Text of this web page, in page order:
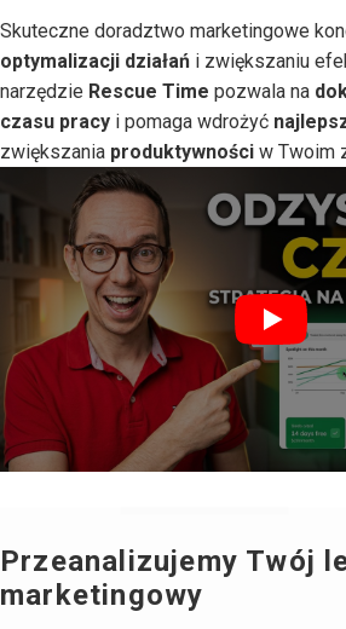
Skuteczne doradztwo marketingowe
optymalizacji działań i zwiększaniu
narzędzie Rescue Time pozwala na
czasu pracy i pomaga wdrożyć
zwiększania produktywności w Twoim
Przeanalizujemy Twój
marketingowy